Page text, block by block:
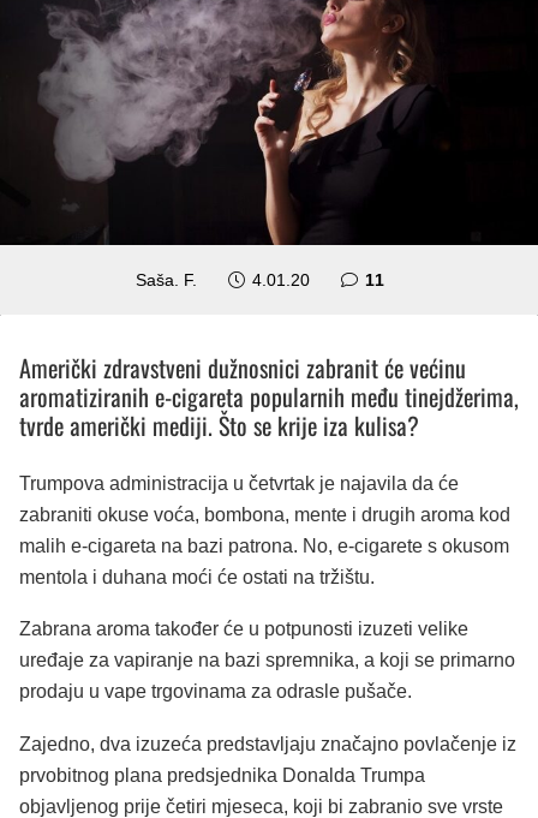
Saša. F. 4.01.20 11
Američki zdravstveni dužnosnici zabranit će većinu
aromatiziranih e-cigareta popularnih među tinejdžerima,
tvrde američki mediji. Što se krije iza kulisa?
Trumpova administracija u četvrtak je najavila da će
zabraniti okuse voća, bombona, mente i drugih aroma kod
malih e-cigareta na bazi patrona. No, e-cigarete s okusom
mentola i duhana moći će ostati na tržištu.
Zabrana aroma također će u potpunosti izuzeti velike
uređaje za vapiranje na bazi spremnika, a koji se primarno
prodaju u vape trgovinama za odrasle pušače.
Zajedno, dva izuzeća predstavljaju značajno povlačenje iz
prvobitnog plana predsjednika Donalda Trumpa
objavljenog prije četiri mjeseca, koji bi zabranio sve vrste